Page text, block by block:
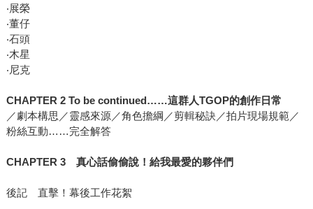
‧展榮
‧董仔
‧石頭
‧木星
‧尼克
CHAPTER 2 To be continued……這群人TGOP的創作日常
／劇本構思／靈感來源／角色擔綱／剪輯秘訣／拍片現場規範／
粉絲互動……完全解答
CHAPTER 3真心話偷偷說！給我最愛的夥伴們
後記 直擊！幕後工作花絮